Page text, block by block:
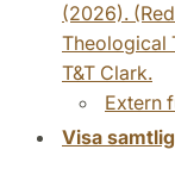
(2026).
Theological
T&T Clark.
Extern
Visa